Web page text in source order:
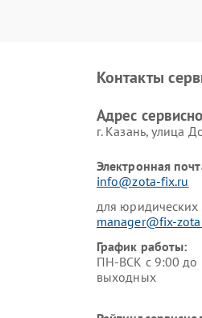
Контакты
Адрес
г. Казань, улица
Электронная
info@zota-fix.ru
для юридических
manager@fix-
График работы:
ПН-ВСК с 9:00 до
выходных